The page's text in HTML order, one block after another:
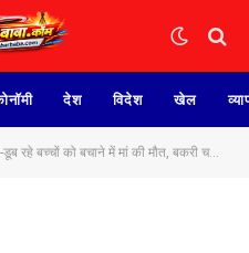
देश विदेश खेल
में मां की मौत, बकरी चराने गई बालिका पानी से भरे गड्ढे मे डूबी